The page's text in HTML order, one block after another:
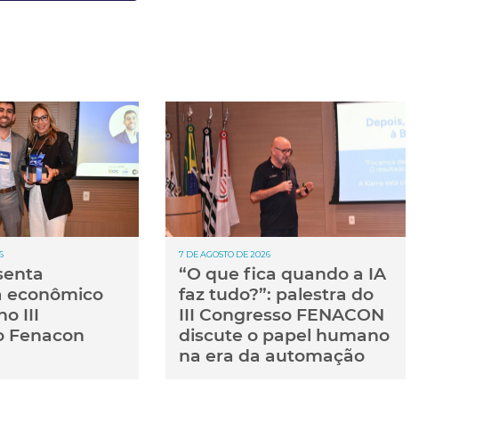
econômico
III
Fenacon
7 DE AGOSTO DE 2026
“O que fica quando a IA
faz tudo?”: palestra do
III Congresso FENACON
discute o papel humano
na era da automação